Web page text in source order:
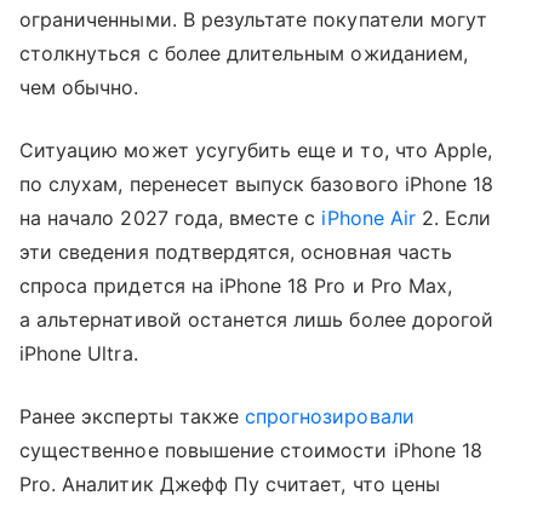
ограниченными. В результате покупатели могут
столкнуться с более длительным ожиданием,
чем обычно.
Ситуацию может усугубить еще и то, что Apple,
по слухам, перенесет выпуск базового iPhone 18
на начало 2027 года, вместе с iPhone Air2. Если
эти сведения подтвердятся, основная часть
спроса придется на iPhone 18 Pro и Pro Max,
а альтернативой останется лишь более дорогой
iPhone Ultra.
Ранее эксперты такжеспрогнозировали
существенное повышение стоимости iPhone 18
Pro. Аналитик Джефф Пу считает, что цены